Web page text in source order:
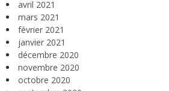
avril 2021
mars 2021
février 2021
janvier 2021
décembre 2020
novembre 2020
octobre 2020